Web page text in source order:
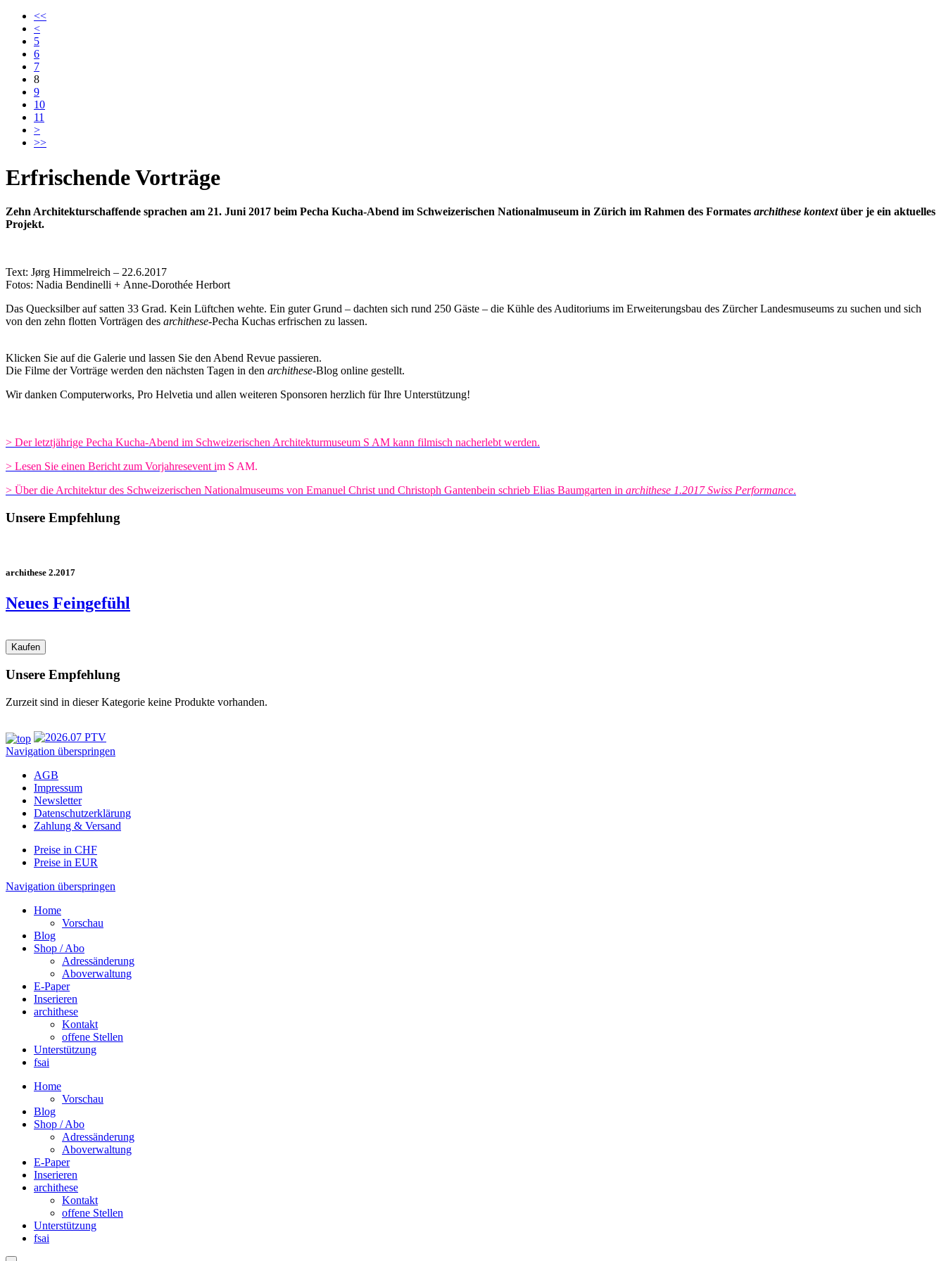
<<
<
5
6
7
8
9
10
11
>
>>
Erfrischende Vorträge
Zehn Architekturschaffende sprachen am 21. Juni 2017 beim Pecha Kucha-Abend im Schweizerischen Nationalmuseum in Zürich im Rahmen des Formates archithese kontextüber je ein aktuelles
Projekt.
Text: Jørg Himmelreich – 22.6.2017
Fotos: Nadia Bendinelli + Anne-Dorothée Herbort
Das Quecksilber auf satten 33 Grad. Kein Lüftchen wehte. Ein guter Grund – dachten sich rund 250 Gäste – die Kühle des Auditoriums im Erweiterungsbau des Zürcher Landesmuseums zu suchen und sich
von den zehn flotten Vorträgen des archithese-Pecha Kuchas erfrischen zu lassen.
Klicken Sie auf die Galerie und lassen Sie den Abend Revue passieren.
Die Filme der Vorträge werden den nächsten Tagen in den archithese-Blog online gestellt.
Wir danken Computerworks, Pro Helvetia und allen weiteren Sponsoren herzlich für Ihre Unterstützung!
> Der letztjährige Pecha Kucha-Abend im Schweizerischen Architekturmuseum S AM kann filmisch nacherlebt werden.
> Lesen Sie einen Bericht zum Vorjahresevent im S AM.
> Über die Architektur des Schweizerischen Nationalmuseums von Emanuel Christ und Christoph Gantenbein schrieb Elias Baumgarten in archithese 1.2017 Swiss Performance.
Unsere Empfehlung
archithese 2.2017
Neues Feingefühl
Unsere Empfehlung
Zurzeit sind in dieser Kategorie keine Produkte vorhanden.
Navigation überspringen
AGB
Impressum
Newsletter
Datenschutzerklärung
Zahlung & Versand
Preise in CHF
Preise in EUR
Navigation überspringen
Home
Vorschau
Blog
Shop / Abo
Adressänderung
Aboverwaltung
E-Paper
Inserieren
archithese
Kontakt
offene Stellen
Unterstützung
fsai
Home
Vorschau
Blog
Shop / Abo
Adressänderung
Aboverwaltung
E-Paper
Inserieren
archithese
Kontakt
offene Stellen
Unterstützung
fsai